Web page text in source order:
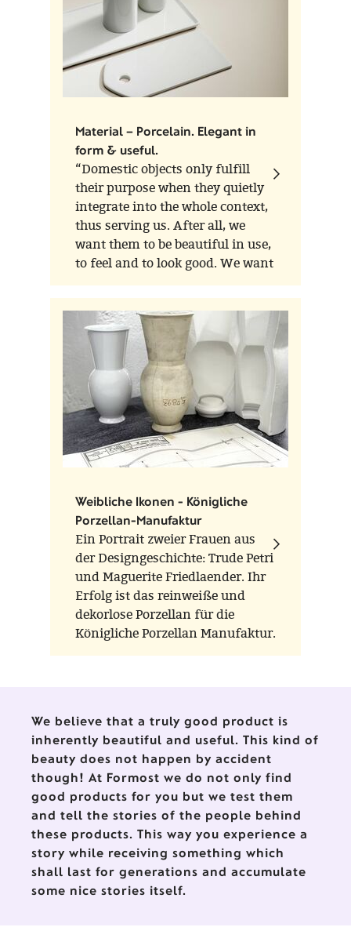
Material – Porcelain. Elegant in
form & useful.
“Domestic objects only fulfill
their purpose when they quietly
integrate into the whole context,
thus serving us. After all, we
want them to be beautiful in use,
to feel and to look good. We want
these objects to exude something
that cannot be explained and
that will enrich and relax our
domestic environment.”
Wilhelm Wagenfeld
Weibliche Ikonen - Königliche
Porzellan-Manufaktur
Ein Portrait zweier Frauen aus
der Designgeschichte: Trude Petri
und Maguerite Friedlaender. Ihr
Erfolg ist das reinweiße und
dekorlose Porzellan für die
Königliche Porzellan Manufaktur.
Parallel zu Friedländers
We believe that a truly good product is
inherently beautiful and useful. This kind of
beauty does not happen by accident
though! At Formost we do not only find
good products for you but we test them
and tell the stories of the people behind
these products. This way you experience a
story while receiving something which
shall last for generations and accumulate
some nice stories itself.